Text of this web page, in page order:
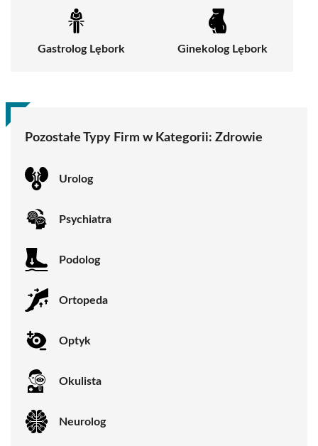
Gastrolog Lębork Ginekolog Lębork
Pozostałe Typy Firm w Kategorii: Zdrowie
Urolog
Psychiatra
Podolog
Ortopeda
Optyk
Okulista
Neurolog